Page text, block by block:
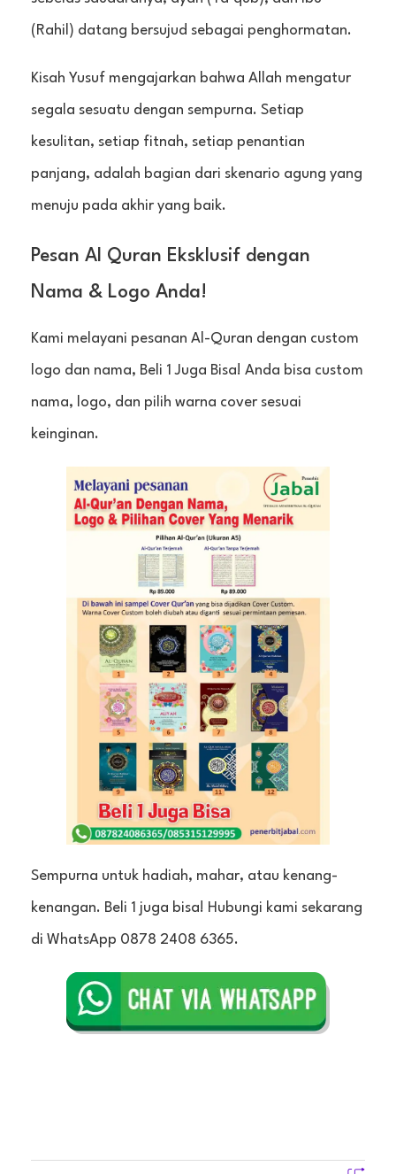
(Rahil) datang bersujud sebagai penghormatan.
Kisah Yusuf mengajarkan bahwa Allah mengatur
segala sesuatu dengan sempurna. Setiap
kesulitan, setiap fitnah, setiap penantian
panjang, adalah bagian dari skenario agung yang
menuju pada akhir yang baik.
Pesan Al Quran Eksklusif dengan
Nama & Logo Anda!
Kami melayani pesanan Al-Quran dengan custom
logo dan nama, Beli 1 Juga Bisa! Anda bisa custom
nama, logo, dan pilih warna cover sesuai
keinginan.
Sempurna untuk hadiah, mahar, atau kenang-
kenangan. Beli 1 juga bisa! Hubungi kami sekarang
di WhatsApp 0878 2408 6365.